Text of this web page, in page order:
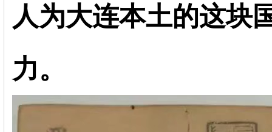
人为大连本土的这块
力。